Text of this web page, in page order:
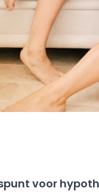
voor